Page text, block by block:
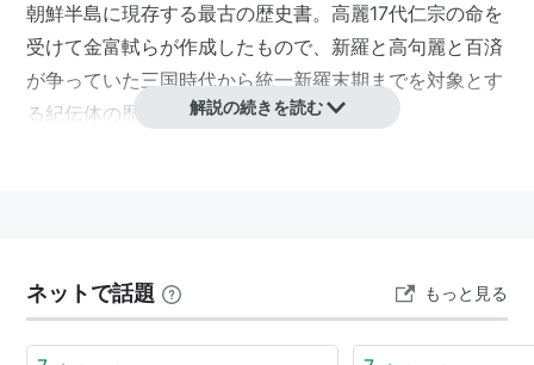
朝鮮半島に現存する最古の歴史書。高麗17代仁宗の命を
受けて金富軾らが作成したもので、新羅と高句麗と百済
が争っていた三国時代から統一新羅末期までを対象とす
る紀伝体の歴史書である。解説の続きを読む
ネットで話題 もっと見る